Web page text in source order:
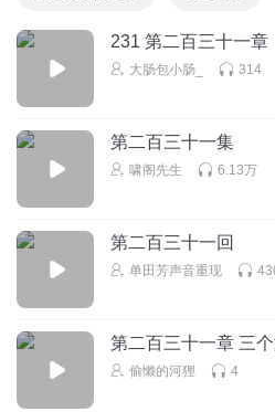
231 第二百三十一章
大肠包小肠_ 314
第二百三十一集
啸阁先生 6.13万
第二百三十一回
单田芳声音重现
第二百三十一章 三
偷懒的河狸 4